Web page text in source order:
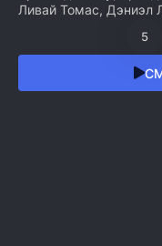
Ливай Томас, Дэниэл
5